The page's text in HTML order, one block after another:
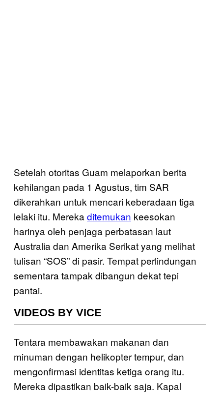
Setelah otoritas Guam melaporkan berita
kehilangan pada 1 Agustus, tim SAR
dikerahkan untuk mencari keberadaan tiga
lelaki itu. Mereka ditemukan keesokan
harinya oleh penjaga perbatasan laut
Australia dan Amerika Serikat yang melihat
tulisan “SOS” di pasir. Tempat perlindungan
sementara tampak dibangun dekat tepi
pantai.
VIDEOS BY VICE
Tentara membawakan makanan dan
minuman dengan helikopter tempur, dan
mengonfirmasi identitas ketiga orang itu.
Mereka dipastikan baik-baik saja. Kapal